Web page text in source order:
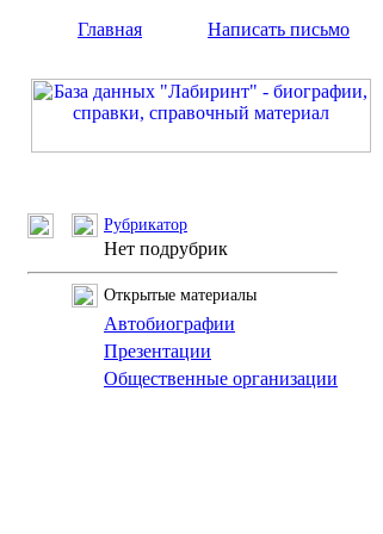
Главная Написать письмо
Рубрикатор
Нет подрубрик
Открытые материалы
Автобиографии
Презентации
Общественные организации